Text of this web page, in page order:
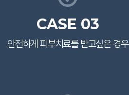
CASE 03
안전하게 피부치료를받고싶은 경우